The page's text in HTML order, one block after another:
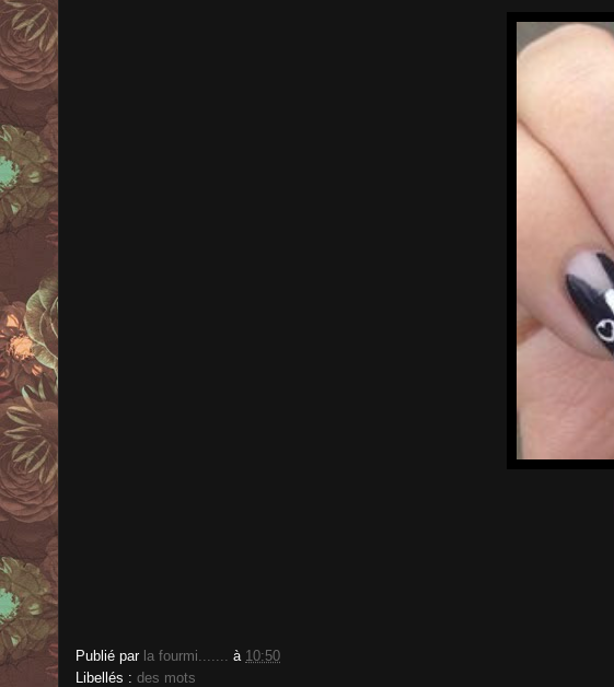
Publié par la fourmi....... à 10:50
Libellés : des mots